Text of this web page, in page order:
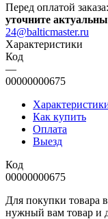
Перед оплатой заказа:
уточните
24@balticmaster.ru
Характеристики
Код
—
00000000675
Как купить
Оплата
Выезд
Код
00000000675
Для покупки товара
нужный вам товар и